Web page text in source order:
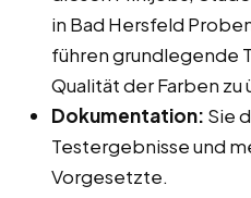
in Bad Hersfeld
führen grundlegende
Qualität der Farben zu
Dokumentation: Sie
Testergebnisse und
Vorgesetzte.